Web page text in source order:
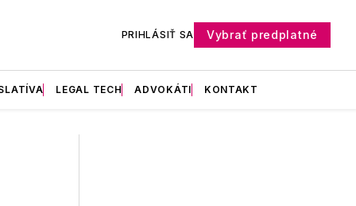
PRIHLÁSIŤ SA Vybrať predplatné
LEGAL TECH ADVOKÁTI KONTAKT